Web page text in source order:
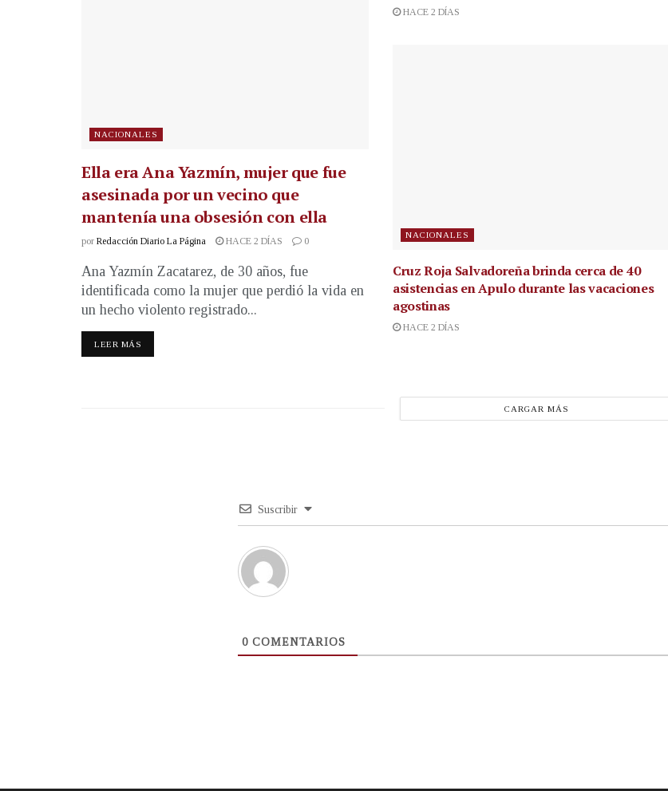
NACIONALES
Ella era Ana Yazmín, mujer que fue
asesinada por un vecino que
mantenía una obsesión con ella
por Redacción Diario La Página HACE 2 DÍAS 0
Ana Yazmín Zacatarez, de 30 años, fue
identificada como la mujer que perdió la vida en
un hecho violento registrado...
LEER MÁS
HACE 2 DÍAS
NACIONALES
Cruz Roja Salvadoreña brinda cerca de 40
asistencias en Apulo durante las vacaciones
agostinas
HACE 2 DÍAS
CARGAR MÁS
Suscribir
0 COMENTARIOS